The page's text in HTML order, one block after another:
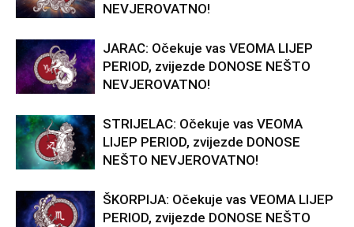
NEVJEROVATNO!
JARAC: Očekuje vas VEOMA LIJEP
PERIOD, zvijezde DONOSE NEŠTO
NEVJEROVATNO!
STRIJELAC: Očekuje vas VEOMA
LIJEP PERIOD, zvijezde DONOSE
NEŠTO NEVJEROVATNO!
ŠKORPIJA: Očekuje vas VEOMA LIJEP
PERIOD, zvijezde DONOSE NEŠTO